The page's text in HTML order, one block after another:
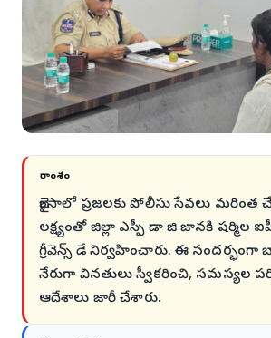
సారాంశం
భైంసాలో ప్రజలకు పోలీసు సేవలు మరింత
లక్ష్యంతో జిల్లా ఎస్పీ డా జి జానకి షర్మిల
గ్రీవెన్స్ డే నిర్వహించారు. ఈ సందర్భంగా
నేరుగా వినతులు స్వీకరించి, సమస్యల
ఆదేశాలు జారీ చేశారు.